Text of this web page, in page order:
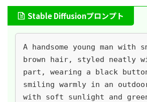
Stable Diffusionプロンプト
A handsome young man with
brown hair, styled neatly
part, wearing a black
smiling warmly in an
with soft sunlight and